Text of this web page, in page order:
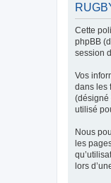
Cette
phpBB
session
Vos
dans les
(désigné
utilisé
Nous
les
lors